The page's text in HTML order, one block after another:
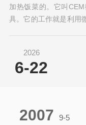
加热饭菜的。它叫
具。它的工作就是利用
2026
6-22
2007 9-5